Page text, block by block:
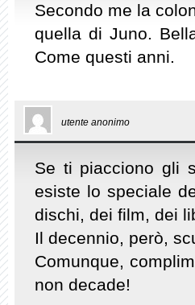
Secondo me la
quella di Juno.
Come questi anni.
utente anonimo
Se ti piacciono gli
esiste lo speciale
dischi, dei film, dei
Il decennio, però,
Comunque,
non decade!